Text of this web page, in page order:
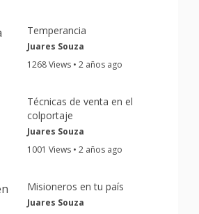
Temperancia
Juares Souza
1268 Views • 2 años ago
Técnicas de venta en el
colportaje
Juares Souza
1001 Views • 2 años ago
Misioneros en tu país
Juares Souza